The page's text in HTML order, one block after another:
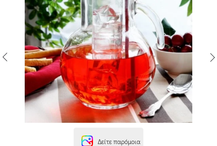
Δείτε παρόμοια